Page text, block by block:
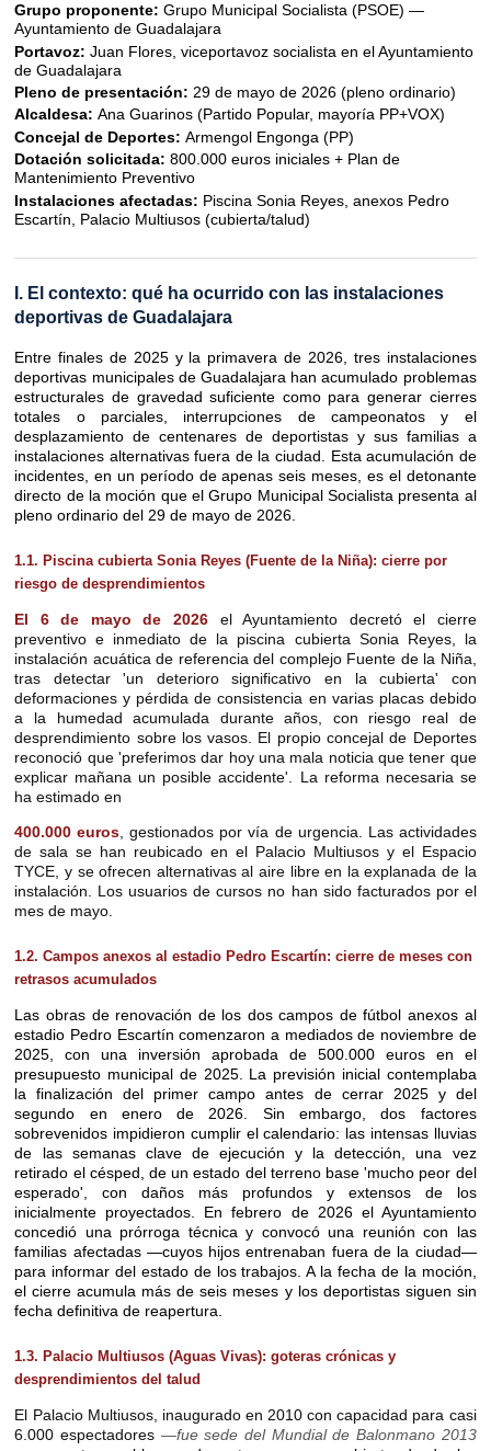
Grupo proponente:Grupo Municipal Socialista (PSOE) —
Ayuntamiento de Guadalajara
Portavoz:Juan Flores, viceportavoz socialista en el Ayuntamiento
de Guadalajara
Pleno de presentación: 29 de mayo de 2026 (pleno ordinario)
Alcaldesa:Ana Guarinos (Partido Popular, mayoría PP+VOX)
Concejal de Deportes:Armengol Engonga (PP)
Dotación solicitada:800.000 euros iniciales + Plan de
Mantenimiento Preventivo
Instalaciones afectadas: Piscina Sonia Reyes, anexos Pedro
Escartín, Palacio Multiusos (cubierta/talud)
I. El contexto: qué ha ocurrido con las instalaciones
deportivas de Guadalajara
Entre finales de 2025 y la primavera de 2026, tres instalaciones
deportivas municipales de Guadalajara han acumulado problemas
estructurales de gravedad suficiente como para generar cierres
totales o parciales, interrupciones de campeonatos y el
desplazamiento de centenares de deportistas y sus familias a
instalaciones alternativas fuera de la ciudad. Esta acumulación de
incidentes, en un período de apenas seis meses, es el detonante
directo de la moción que el Grupo Municipal Socialista presenta al
pleno ordinario del 29 de mayo de 2026.
1.1. Piscina cubierta Sonia Reyes (Fuente de la Niña): cierre por
riesgo de desprendimientos
El 6 de mayo de 2026 el Ayuntamiento decretó el cierre
preventivo e inmediato de la piscina cubierta Sonia Reyes, la
instalación acuática de referencia del complejo Fuente de la Niña,
tras detectar 'un deterioro significativo en la cubierta' con
deformaciones y pérdida de consistencia en varias placas debido
a la humedad acumulada durante años, con riesgo real de
desprendimiento sobre los vasos. El propio concejal de Deportes
reconoció que 'preferimos dar hoy una mala noticia que tener que
explicar mañana un posible accidente'. La reforma necesaria se
ha estimado en
400.000 euros, gestionados por vía de urgencia. Las actividades
de sala se han reubicado en el Palacio Multiusos y el Espacio
TYCE, y se ofrecen alternativas al aire libre en la explanada de la
instalación. Los usuarios de cursos no han sido facturados por el
mes de mayo.
1.2. Campos anexos al estadio Pedro Escartín: cierre de meses con
retrasos acumulados
Las obras de renovación de los dos campos de fútbol anexos al
estadio Pedro Escartín comenzaron a mediados de noviembre de
2025, con una inversión aprobada de 500.000 euros en el
presupuesto municipal de 2025. La previsión inicial contemplaba
la finalización del primer campo antes de cerrar 2025 y del
segundo en enero de 2026. Sin embargo, dos factores
sobrevenidos impidieron cumplir el calendario: las intensas lluvias
de las semanas clave de ejecución y la detección, una vez
retirado el césped, de un estado del terreno base 'mucho peor del
esperado', con daños más profundos y extensos de los
inicialmente proyectados. En febrero de 2026 el Ayuntamiento
concedió una prórroga técnica y convocó una reunión con las
familias afectadas —cuyos hijos entrenaban fuera de la ciudad—
para informar del estado de los trabajos. A la fecha de la moción,
el cierre acumula más de seis meses y los deportistas siguen sin
fecha definitiva de reapertura.
1.3. Palacio Multiusos (Aguas Vivas): goteras crónicas y
desprendimientos del talud
El Palacio Multiusos, inaugurado en 2010 con capacidad para casi
6.000 espectadores —fue sede del Mundial de Balonmano 2013